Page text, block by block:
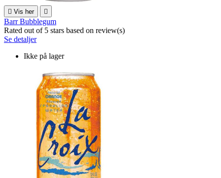
 Vis her 
Barr Bubblegum
Rated out of 5 stars based on review(s)
Se detaljer
Ikke på lager